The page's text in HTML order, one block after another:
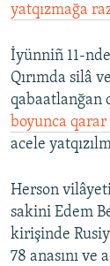
yatqızmağa
İyünniñ 11-
Qırımda silâ
qabaatlanğan
boyunca qarar
acele
Herson
sakini Edem
kirişinde
78 anasını ve